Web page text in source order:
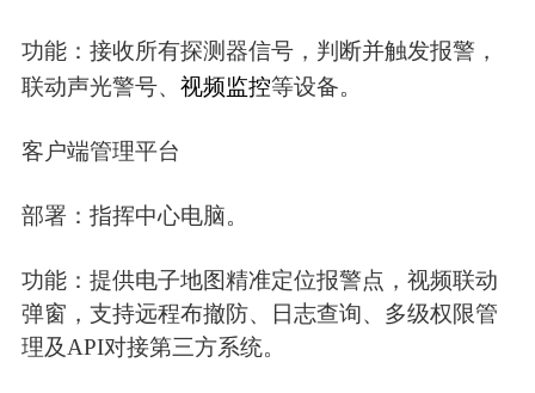
功能：接收所有探测器信号，判断并触发报警，
联动声光警号、 视频监控等设备。
客户端管理平台
部署：指挥中心电脑。
功能：提供电子地图精准定位报警点，视频联动
弹窗，支持远程布撤防、日志查询、多级权限管
理及API对接第三方系统。